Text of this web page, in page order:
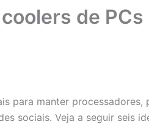
de
para manter
sociais. Veja a seguir seis